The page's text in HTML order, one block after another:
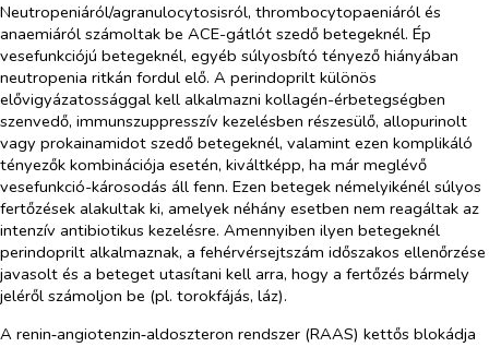
Neutropeniáról/agranulocytosisról, thrombocytopaeniáról és
anaemiáról számoltak be ACE-gátlót szedő betegeknél. Ép
vesefunkciójú betegeknél, egyéb súlyosbító tényező hiányában
neutropenia ritkán fordul elő. A perindoprilt különös
elővigyázatossággal kell alkalmazni kollagén-érbetegségben
szenvedő, immunszuppresszív kezelésben részesülő, allopurinolt
vagy prokainamidot szedő betegeknél, valamint ezen komplikáló
tényezők kombinációja esetén, kiváltképp, ha már meglévő
vesefunkció-károsodás áll fenn. Ezen betegek némelyikénél súlyos
fertőzések alakultak ki, amelyek néhány esetben nem reagáltak az
intenzív antibiotikus kezelésre. Amennyiben ilyen betegeknél
perindoprilt alkalmaznak, a fehérvérsejtszám időszakos ellenőrzése
javasolt és a beteget utasítani kell arra, hogy a fertőzés bármely
jeléről számoljon be (pl. torokfájás, láz).
A renin‑angiotenzin‑aldoszteron rendszer (RAAS) kettős blokádja